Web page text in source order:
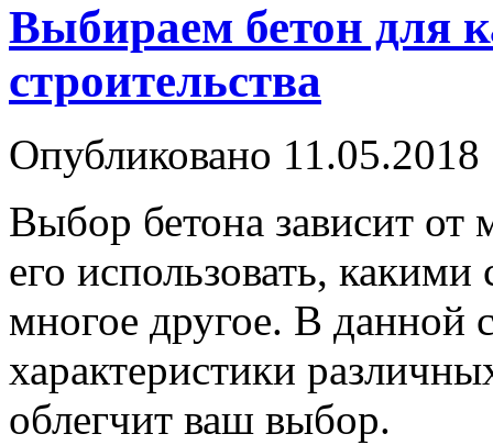
Выбираем бетон для
строительства
Опубликовано 11.05.2018
Выбор бетона зависит от
его использовать, какими
многое другое. В данной
характеристики
облегчит ваш выбор.